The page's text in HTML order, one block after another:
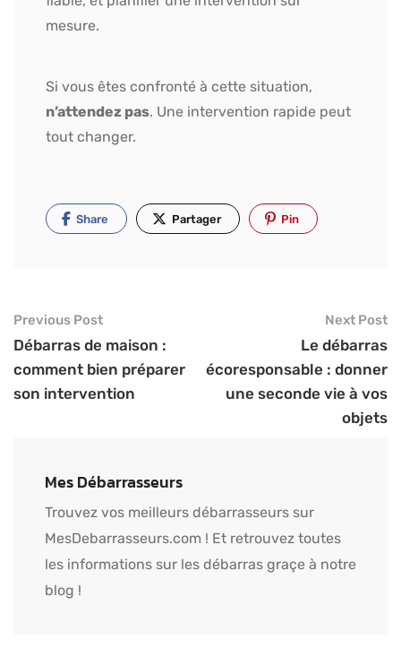
mesure.
Si vous êtes confronté à cette situation,
n’attendez pas. Une intervention rapide peut
tout changer.
Share Partager Pin
Previous Post
Débarras de maison :
comment bien préparer
son intervention
Next Post
Le débarras
écoresponsable : donner
une seconde vie à vos
objets
Mes Débarrasseurs
Trouvez vos meilleurs débarrasseurs sur
MesDebarrasseurs.com ! Et retrouvez toutes
les informations sur les débarras graçe à notre
blog !